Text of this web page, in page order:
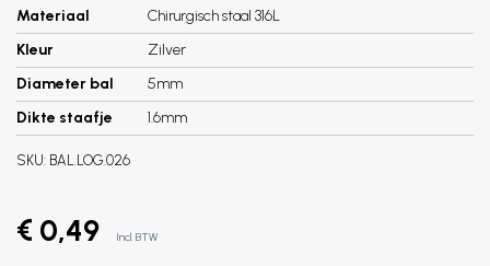
Materiaal
Chirurgisch staal 316L
Kleur
Zilver
Diameter bal
5mm
Dikte staafje
1.6mm
SKU: BAL.LOG.026
€ 0,49 Incl. BTW